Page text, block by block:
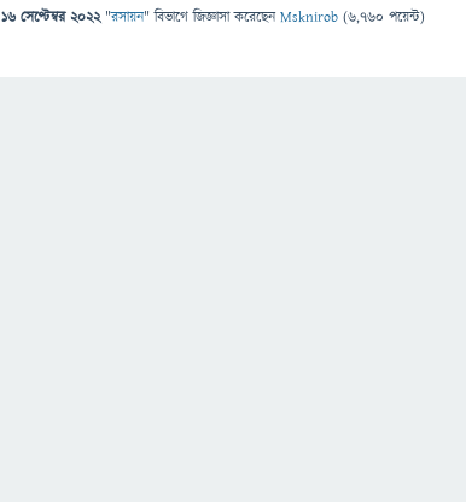
16 সেপ্টেম্বর 2022 "রসায়ন" বিভাগে জিজ্ঞাসাকরেছেনMsknirob (6,760 পয়েন্ট)